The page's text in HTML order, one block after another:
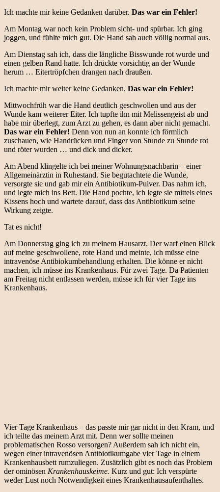
Ich machte mir keine Gedanken darüber. Das war ein Fehler!
Am Montag war noch kein Problem sicht- und spürbar. Ich ging
joggen, und fühlte mich gut. Die Hand sah auch völlig normal aus.
Am Dienstag sah ich, dass die längliche Bisswunde rot wurde und
einen gelben Rand hatte. Ich drückte vorsichtig an der Wunde
herum … Eitertröpfchen drangen nach draußen.
Ich machte mir weiter keine Gedanken. Das war ein Fehler!
Mittwochfrüh war die Hand deutlich geschwollen und aus der
Wunde kam weiterer Eiter. Ich tupfte ihn mit Melissengeist ab und
habe mir überlegt, zum Arzt zu gehen, es dann aber nicht gemacht.
Das war ein Fehler! Denn von nun an konnte ich förmlich
zuschauen, wie Handrücken und Finger von Stunde zu Stunde rot
und röter wurden … und dick und dicker.
Am Abend klingelte ich bei meiner Wohnungsnachbarin – einer
Allgemeinärztin in Ruhestand. Sie begutachtete die Wunde,
versorgte sie und gab mir ein Antibiotikum-Pulver. Das nahm ich,
und legte mich ins Bett. Die Hand pochte, ich legte sie mittels eines
Kissens hoch und wartete darauf, dass das Antibiotikum seine
Wirkung zeigte.
Tat es nicht!
Am Donnerstag ging ich zu meinem Hausarzt. Der warf einen Blick
auf meine geschwollene, rote Hand und meinte, ich müsse eine
intravenöse Antibiokumbehandlung erhalten. Die könne er nicht
machen, ich müsse ins Krankenhaus. Für zwei Tage. Da Patienten
am Freitag nicht entlassen werden, müsse ich für vier Tage ins
Krankenhaus.
Vier Tage Krankenhaus – das passte mir gar nicht in den Kram, und
ich teilte das meinem Arzt mit. Denn wer sollte meinen
problematischen Rosso versorgen? Außerdem sah ich nicht ein,
wegen einer intravenösen Antibiotikumgabe vier Tage in einem
Krankenhausbett rumzuliegen. Zusätzlich gibt es noch das Problem
der ominösen Krankenhauskeime. Kurz und gut: Ich verspürte
weder Lust noch Notwendigkeit eines Krankenhausaufenthaltes.